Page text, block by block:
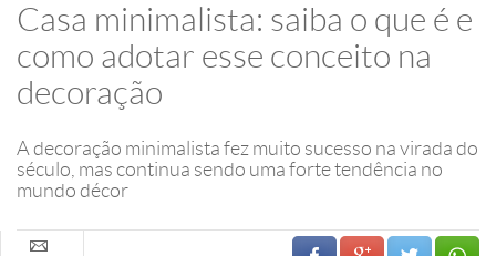
Casa minimalista: saiba o que é e
como adotar esse conceito na
decoração
A decoração minimalista fez muito sucesso na virada do
século, mas continua sendo uma forte tendência no
mundo décor